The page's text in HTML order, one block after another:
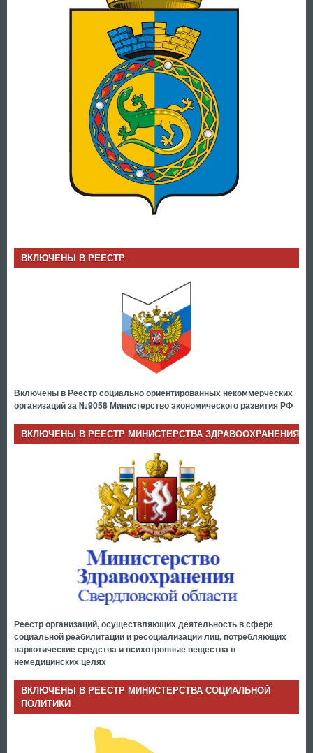
ВКЛЮЧЕНЫ В РЕЕСТР
Включены в Реестр социально ориентированных некоммерческих
организаций за №9058 Министерство экономического развития РФ
ВКЛЮЧЕНЫ В РЕЕСТР МИНИСТЕРСТВА ЗДРАВООХРАНЕНИЯ
Реестр организаций, осуществляющих деятельность в сфере
социальной реабилитации и ресоциализации лиц, потребляющих
наркотические средства и психотропные вещества в
немедицинских целях
ВКЛЮЧЕНЫ В РЕЕСТР МИНИСТЕРСТВА СОЦИАЛЬНОЙ
ПОЛИТИКИ